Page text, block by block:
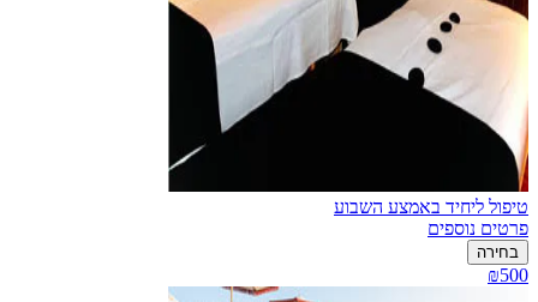
טיפול ליחיד באמצע השבוע
פרטים נוספים
בחירה
₪500